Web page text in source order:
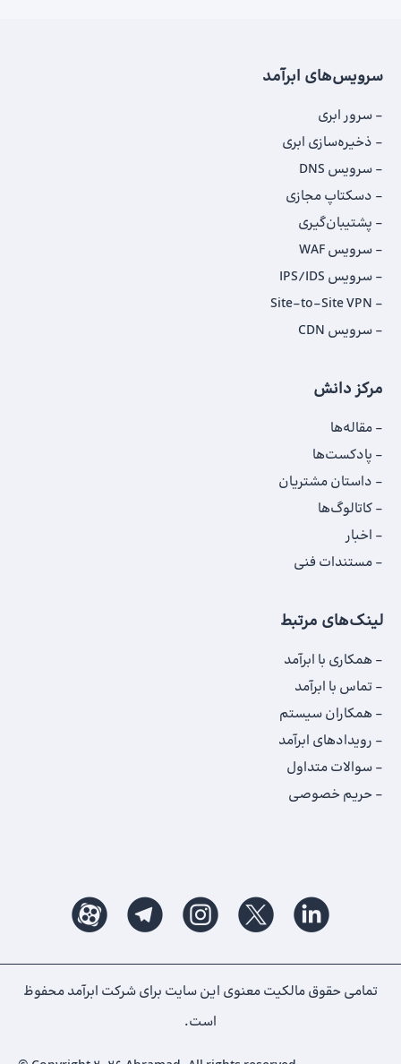
سرویس‌های ابرآمد
سرور ابری
ذخیره‌سازی ابری
سرویس DNS
دسکتاپ مجازی
پشتیبان‌گیری
سرویس WAF
سرویس IPS/IDS
Site-to-Site VPN
سرویس CDN
مرکز دانش
مقاله‌ها
پادکست‌ها
داستان‌ مشتریان
کاتالوگ‌‌ها
اخبار
مستندات فنی
لینک‌های مرتبط
همکاری با ابرآمد
تماس با ابرآمد
همکاران سیستم
رویدادهای ابرآمد
سوالات متداول
حریم خصوصی
تمامی حقوق مالکیت معنوی این ‌سایت برای شرکت ابرآمد محفوظ
است.